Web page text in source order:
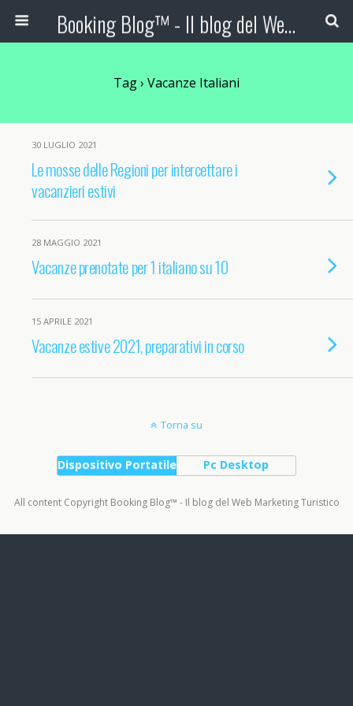
Booking Blog™ - Il blog del Web Marketing Turistico
Tag › Vacanze Italiani
30 LUGLIO 2021
Le mosse delle Regioni per intercettare i
vacanzieri estivi
28 MAGGIO 2021
Vacanze prenotate per 1 italiano su 10
15 APRILE 2021
Vacanze estive 2021, preparativi in corso
Torna su
Dispositivo Portatile Pc Desktop
All content Copyright Booking Blog™ - Il blog del Web Marketing Turistico